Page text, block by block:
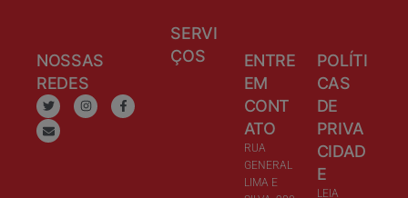
NOSSAS
REDES
SERVI
ÇOS
ENTRE
EM
CONT
ATO
RUA
GENERAL
LIMA E
POLÍTI
CAS
DE
PRIVA
CIDAD
E
LEIA